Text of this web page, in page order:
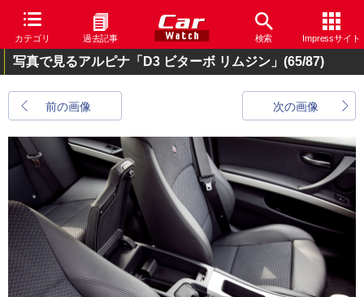
カテゴリ 過去記事 検索 Impressサイト
写真で見るアルピナ「D3 ビターボ リムジン」 (65/87)
前の画像 次の画像